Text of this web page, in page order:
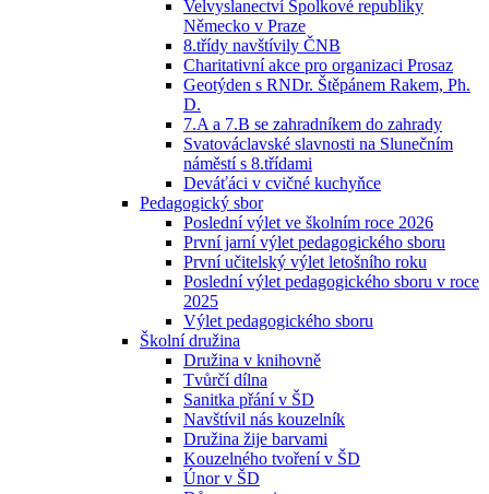
Velvyslanectví Spolkové republiky
Německo v Praze
8.třídy navštívily ČNB
Charitativní akce pro organizaci Prosaz
Geotýden s RNDr. Štěpánem Rakem, Ph.
D.
7.A a 7.B se zahradníkem do zahrady
Svatováclavské slavnosti na Slunečním
náměstí s 8.třídami
Deváťáci v cvičné kuchyňce
Pedagogický sbor
Poslední výlet ve školním roce 2026
První jarní výlet pedagogického sboru
První učitelský výlet letošního roku
Poslední výlet pedagogického sboru v roce
2025
Výlet pedagogického sboru
Školní družina
Družina v knihovně
Tvůrčí dílna
Sanitka přání v ŠD
Navštívil nás kouzelník
Družina žije barvami
Kouzelného tvoření v ŠD
Únor v ŠD